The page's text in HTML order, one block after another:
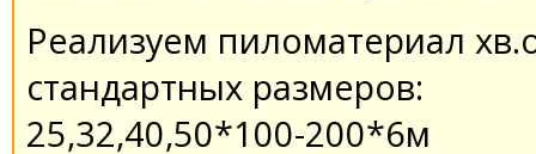
Реализуем пиломатериал
стандартных размеров:
25,32,40,50*100-200*6м